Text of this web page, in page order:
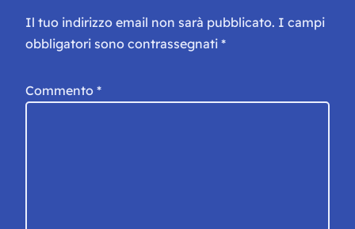
Il tuo indirizzo email non sarà pubblicato. I campi
obbligatori sono contrassegnati *
Commento *